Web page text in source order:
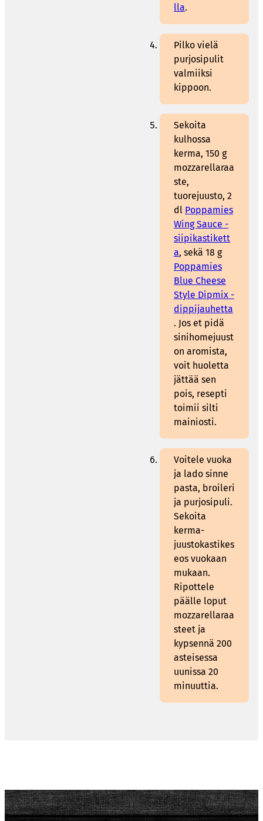
lla.
Pilko vielä
purjosipulit
valmiiksi
kippoon.
Sekoita
kulhossa
kerma, 150 g
mozzarellaraa
ste,
tuorejuusto, 2
dl Poppamies
Wing Sauce -
siipikastikett
a, sekä 18 g
Poppamies
Blue Cheese
Style Dipmix -
dippijauhetta
. Jos et pidä
sinihomejuust
on aromista,
voit huoletta
jättää sen
pois, resepti
toimii silti
mainiosti.
Voitele vuoka
ja lado sinne
pasta, broileri
ja purjosipuli.
Sekoita
kerma-
juustokastikes
eos vuokaan
mukaan.
Ripottele
päälle loput
mozzarellaraa
steet ja
kypsennä 200
asteisessa
uunissa 20
minuuttia.